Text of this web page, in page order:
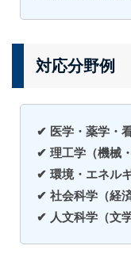
対応分野例
✔ 医学・薬学・
✔ 理工学（機械
✔ 環境・エネル
✔ 社会科学（経
✔ 人文科学（文